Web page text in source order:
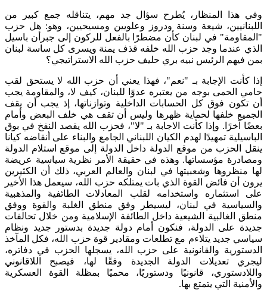
وفي هذا المنظار، يُطرح سؤال جد مهم، يتناقله جمع كبير من
اللبنانيين، شيعة وسنة ودروز وعلويين ومسيحيين، وهو: هل حزب
"المقاومة" في لبنان كأن مضطرًا بالفعل للركون إلى جبرأن باسيل
الذي عندما وجد حزب الله خلفه قذف يمنة ويسرى كل ساسة لبنان
بمن فيهم الرئيس نبيه بري حليف حزب الله الاستراتيجي؟
إذا كأنت الإجابة بـ "نعم"، فهذا يعني أن حزب الله لا يستحق لقب
حامي الحمى بوجه من يعتبره عدوًا للبنان، كيف لا، والمقاومة يجب
أن تكون فوق كل الحسابات الداخلية وتوازناتها، إذ يجب أن يقف
الجميع خلفها لحماية ظهرها وليس أن تقف هي خلف البعض وأمام
بعضًا آخرًا. وإذا كأنت الاجابة بـ "لا"، فحزب الله يقصد النفخ في بوق
الباسيلية تمهيدًا لهدم الكيان اللبناني الجامع والبناء على أنقاضه كيانا
ينقل الحزب من موقع الدولة داخل الدولة إلى موقع استلام الدولة
ومصادرة مؤسساتها. وهذه في حقيقة الأمر نظرية سياسية عريضة
لها منظروها وشعبيتها في لبنان والعالم العربي، ذلك أن الكثيرين
يرون أن فائض القوة الذي بات يمتلكه حزب الله، سيعمل هذا الأخير
على استثماره واستخدامه لقلب المعادلات الطائفية والمذهبية
والسياسية في لبنان، ليسيطر وفق منطق الغلبة والقوة ووفق
منطق الغالبية الشيعية داخل الطائفة الإسلامية ومن خلال تحالفات
جديدة على الدولة، فنكون أمام دولة جديدة بدستور جديد ونظام
سياسي جديد يتلاءم مع تطلعات ومقادير قوة حزب الله، فكل المآخذ
الدستورية والقانونية على حزب الله، يسجلها الحزب في دفاتره،
ليجري تعديلات الدولة الجديدة وفقًا لها، فيصبح اللاقانوني
واللادستوري، قانونيًا ودستوريًا، محميًا بمظلة القوة العسكرية
والأمنية التي يتمتع بها.